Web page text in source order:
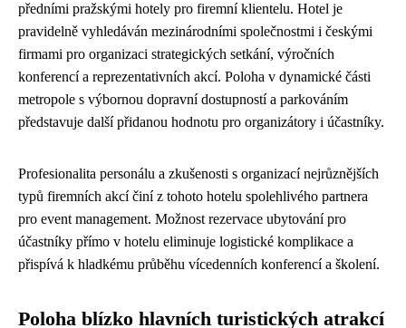
předními pražskými hotely pro firemní klientelu. Hotel je
pravidelně vyhledáván mezinárodními společnostmi i českými
firmami pro organizaci strategických setkání, výročních
konferencí a reprezentativních akcí. Poloha v dynamické části
metropole s výbornou dopravní dostupností a parkováním
představuje další přidanou hodnotu pro organizátory i účastníky.
Profesionalita personálu a zkušenosti s organizací nejrůznějších
typů firemních akcí činí z tohoto hotelu spolehlivého partnera
pro event management. Možnost rezervace ubytování pro
účastníky přímo v hotelu eliminuje logistické komplikace a
přispívá k hladkému průběhu vícedenních konferencí a školení.
Poloha blízko hlavních turistických atrakcí